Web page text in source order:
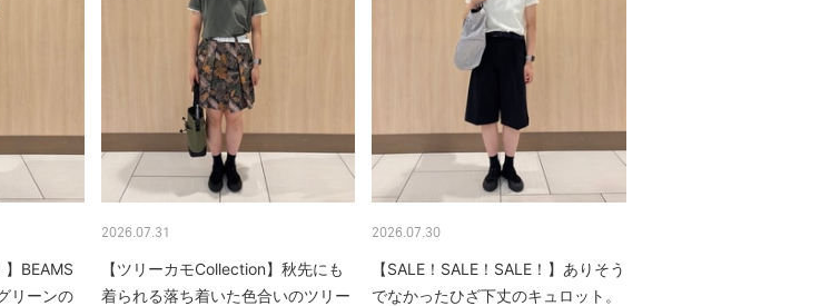
】BEAMS
リーンの
2026.07.31
【ツリーカモCollection】秋先にも
着られる落ち着いた色合いのツリー
2026.07.30
【SALE！SALE！SALE！】ありそう
でなかったひざ下丈のキュロット。